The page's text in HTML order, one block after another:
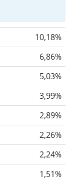
10,18%
6,86%
5,03%
3,99%
2,89%
2,26%
2,24%
1,51%